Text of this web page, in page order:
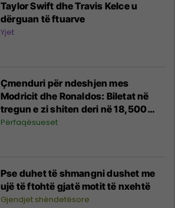
Taylor Swift dhe Travis Kelce u
dërguan të ftuarve
Yjet
Çmenduri për ndeshjen mes
Modricit dhe Ronaldos: Biletat në
tregun e zi shiten deri në 18,500
euro
Përfaqësueset
Pse duhet të shmangni dushet me
ujë të ftohtë gjatë motit të nxehtë
Gjendjet shëndetësore